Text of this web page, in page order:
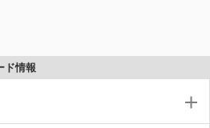
ド情報